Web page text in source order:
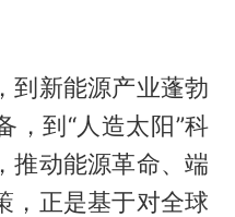
到新能源产业蓬勃
，到“人造太阳”科
推动能源革命、端
，正是基于对全球